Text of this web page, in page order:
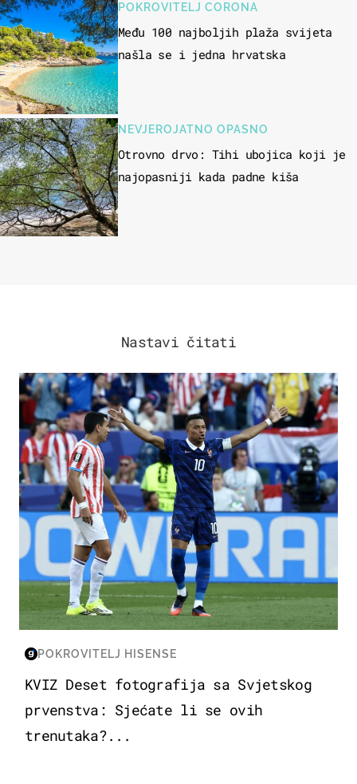
POKROVITELJ CORONA
Među 100 najboljih plaža svijeta
našla se i jedna hrvatska
NEVJEROJATNO OPASNO
Otrovno drvo: Tihi ubojica koji je
najopasniji kada padne kiša
Nastavi čitati
SVJETSKO PRVENSTVO 2026
POKROVITELJ HISENSE
KVIZ Deset fotografija sa Svjetskog
prvenstva: Sjećate li se ovih
trenutaka?...